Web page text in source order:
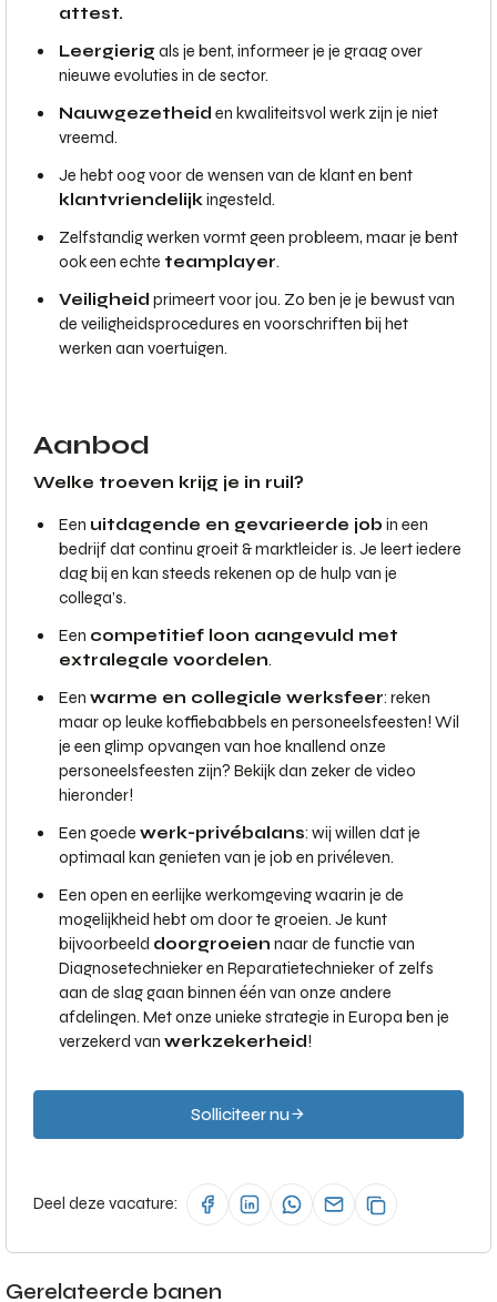
attest.
Leergierig als je bent, informeer je je graag over
nieuwe evoluties in de sector.
Nauwgezetheid en kwaliteitsvol werk zijn je niet
vreemd.
Je hebt oog voor de wensen van de klant en bent
klantvriendelijkingesteld.
Zelfstandig werken vormt geen probleem, maar je bent
ook een echte teamplayer.
Veiligheid primeert voor jou. Zo ben je je bewust van
de veiligheidsprocedures en voorschriften bij het
werken aan voertuigen.
Aanbod
Welke troeven krijg je in ruil?
Een uitdagende en gevarieerde job in een
bedrijf dat continu groeit & marktleider is. Je leert iedere
dag bij en kan steeds rekenen op de hulp van je
collega’s.
Een competitief loon aangevuld met
extralegale voordelen.
Een warme en collegiale werksfeer: reken
maar op leuke koffiebabbels en personeelsfeesten! Wil
je een glimp opvangen van hoe knallend onze
personeelsfeesten zijn? Bekijk dan zeker de video
hieronder!
Een goede werk-privébalans: wij willen dat je
optimaal kan genieten van je job en privéleven.
Een open en eerlijke werkomgeving waarin je de
mogelijkheid hebt om door te groeien. Je kunt
bijvoorbeeld doorgroeien naar de functie van
Diagnosetechnieker en Reparatietechnieker of zelfs
aan de slag gaan binnen één van onze andere
afdelingen. Met onze unieke strategie in Europa ben je
verzekerd van werkzekerheid!
Solliciteer nu
Deel deze vacature:
Gerelateerde banen